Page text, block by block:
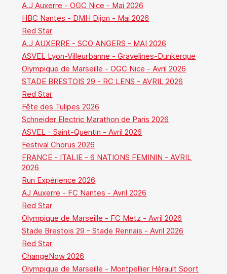
A.J Auxerre - OGC Nice - Mai 2026
HBC Nantes - DMH Dijon - Mai 2026
Red Star
A.J AUXERRE - SCO ANGERS - MAI 2026
ASVEL Lyon-Villeurbanne - Gravelines-Dunkerque
Olympique de Marseille - OGC Nice - Avril 2026
STADE BRESTOIS 29 - RC LENS - AVRIL 2026
Red Star
Fête des Tulipes 2026
Schneider Electric Marathon de Paris 2026
ASVEL - Saint-Quentin - Avril 2026
Festival Chorus 2026
FRANCE - ITALIE - 6 NATIONS FEMININ - AVRIL
2026
Run Expérience 2026
AJ Auxerre - FC Nantes - Avril 2026
Red Star
Olympique de Marseille - FC Metz - Avril 2026
Stade Brestois 29 - Stade Rennais - Avril 2026
Red Star
ChangeNow 2026
Olympique de Marseille - Montpellier Hérault Sport